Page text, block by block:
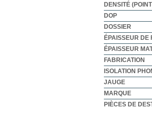
DENSITÉ
DOP
DOSSIER
ÉPAISSEUR DE
ÉPAISSEUR
FABRICATION
ISOLATION
JAUGE
MARQUE
PIÈCES DE